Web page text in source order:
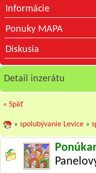
Informácie
Ponuky MAPA
Diskusia
Detail inzerátu
« Späť
»spolubývanie Levice »